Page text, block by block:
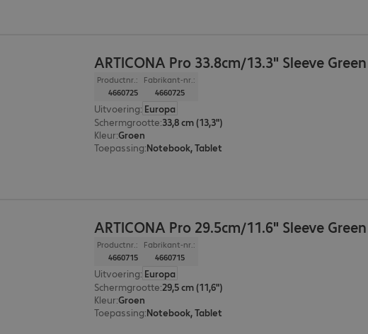
ARTICONA Pro 33.8cm/13.3" Sleeve Green
Productnr.:
4660725
Fabrikant-nr.:
4660725
Uitvoering: Europa
Schermgrootte:33,8 cm (13,3")
Kleur:Groen
Toepassing:Notebook, Tablet
ARTICONA Pro 29.5cm/11.6" Sleeve Green
Productnr.:
4660715
Fabrikant-nr.:
4660715
Uitvoering: Europa
Schermgrootte:29,5 cm (11,6")
Kleur:Groen
Toepassing:Notebook, Tablet